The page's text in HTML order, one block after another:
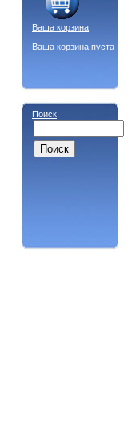
Ваша корзина
Ваша корзина пуста
Поиск